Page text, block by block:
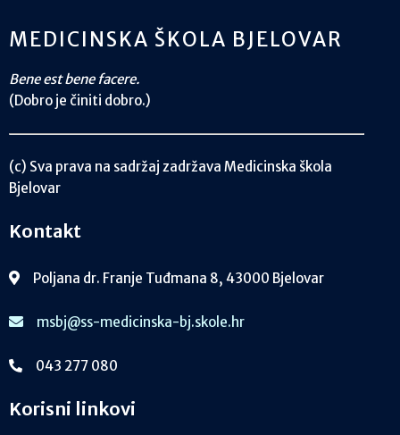
MEDICINSKA ŠKOLA BJELOVAR
Bene est bene facere.
(Dobro je činiti dobro.)
(c) Sva prava na sadržaj zadržava Medicinska škola
Bjelovar
Kontakt
Poljana dr. Franje Tuđmana 8, 43000 Bjelovar
msbj@ss-medicinska-bj.skole.hr
043 277 080
Korisni linkovi